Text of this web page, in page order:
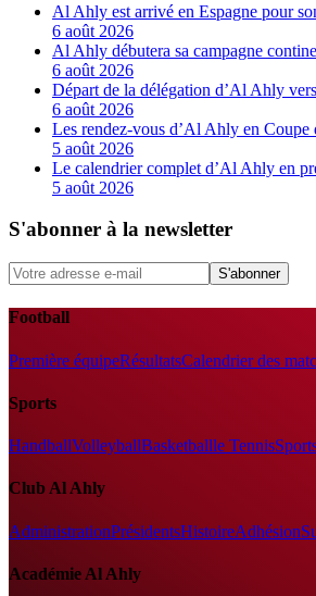
Al Ahly est arrivé en Espagne pour
6 août 2026
Al Ahly débutera sa campagne
6 août 2026
Départ de la délégation d’Al Ahly
6 août 2026
Les rendez-vous d’Al Ahly en Coupe
5 août 2026
Le calendrier complet d’Al Ahly en
5 août 2026
S'abonner à la newsletter
S'abonner
Football
Première équipeRésultatsCalendrier des
Sports
HandballVolleyballBasketballle Tennis
Club Al Ahly
AdministrationPrésidentsHistoireAdhésion
Académie Al Ahly